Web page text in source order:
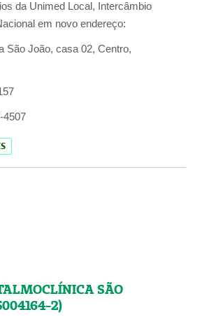
da Unimed Local, Intercâmbio
em novo endereço:
São João, casa 02, Centro,
4507
SÃO
2)